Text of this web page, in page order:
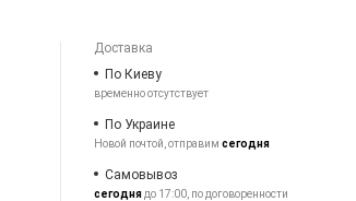
Доставка
По Киеву
временно отсутствует
По Украине
Новой почтой, отправимсегодня
Самовывоз
сегоднядо 17:00, по договоренности